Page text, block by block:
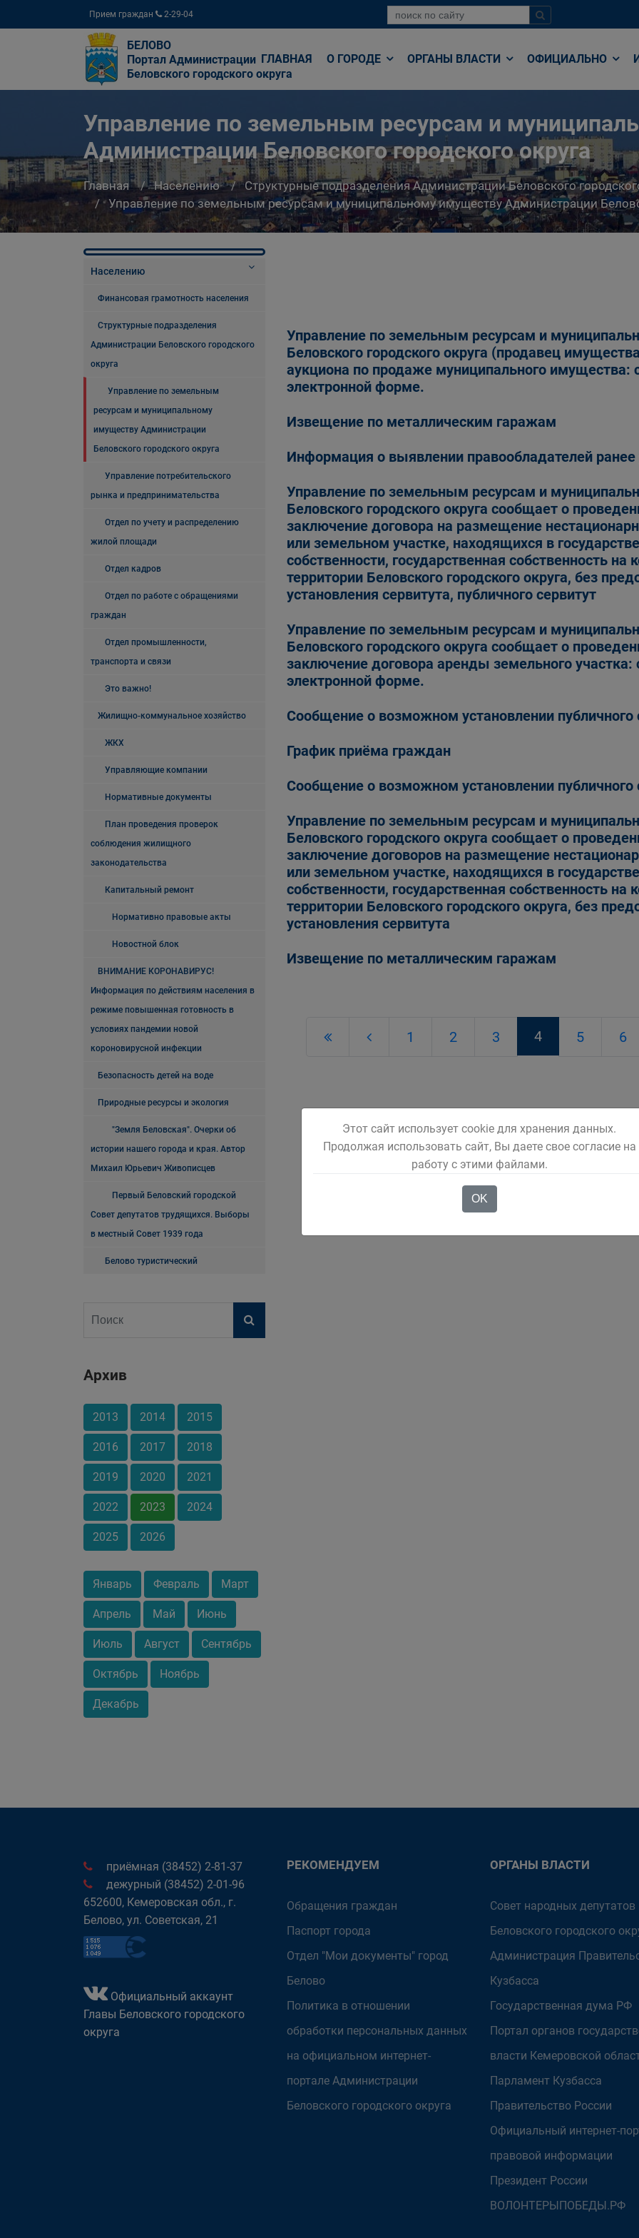
Прием граждан 2-29-04
БЕЛОВО
Портал Администрации
Беловского городского округа
ГЛАВНАЯ О ГОРОДЕ ОРГАНЫ ВЛАСТИ ОФИЦИАЛЬНО
Управление по земельным ресурсам и
Администрации Беловского городского округа
Главная Населению
Структурные подразделения Администрации Беловского
Управление по земельным ресурсам и муниципальному имуществу Администрации
Населению
Финансовая грамотность населения
Структурные подразделения
Администрации Беловского городского
округа
Управление по земельным
ресурсам и муниципальному
имуществу Администрации
Беловского городского округа
Управление потребительского
рынка и предпринимательства
Отдел по учету и распределению
жилой площади
Отдел кадров
Отдел по работе с обращениями
граждан
Отдел промышленности,
транспорта и связи
Это важно!
Жилищно-коммунальное хозяйство
ЖКХ
Управляющие компании
Нормативные документы
План проведения проверок
соблюдения жилищного
законодательства
Капитальный ремонт
Нормативно правовые акты
Новостной блок
ВНИМАНИЕ КОРОНАВИРУС!
Информация по действиям населения в
режиме повышенная готовность в
условиях пандемии новой
короновирусной инфекции
Безопасность детей на воде
Природные ресурсы и экология
"Земля Беловская". Очерки об
истории нашего города и края. Автор
Михаил Юрьевич Живописцев
Первый Беловский городской
Совет депутатов трудящихся. Выборы
в местный Совет 1939 года
Белово туристический
Архив
2013 2014 2015
2016 2017 2018
2019 2020 2021
2022 2023 2024
2025 2026
Январь Февраль Март
Апрель Май Июнь
Июль Август Сентябрь
Октябрь Ноябрь
Декабрь
Управление по земельным ресурсам и
Беловского городского округа (продавец
аукциона по продаже муниципального имущества:
электронной форме.
Извещение по металлическим гаражам
Информация о выявлении правообладателей
Управление по земельным ресурсам и
Беловского городского округа сообщает о
заключение договора на размещение
или земельном участке, находящихся в
собственности, государственная собственность на
территории Беловского городского округа, без
установления сервитута, публичного сервитут
Управление по земельным ресурсам и
Беловского городского округа сообщает о
заключение договора аренды земельного
электронной форме.
Сообщение о возможном установлении публичного
График приёма граждан
Сообщение о возможном установлении публичного
Управление по земельным ресурсам и
Беловского городского округа сообщает о
заключение договоров на размещение
или земельном участке, находящихся в
собственности, государственная собственность на
территории Беловского городского округа, без
установления сервитута
Извещение по металлическим гаражам
1 2 3 4 5 6
приёмная (38452) 2-81-37
дежурный (38452) 2-01-96
652600, Кемеровская обл., г.
Белово, ул. Советская, 21
Официальный аккаунт
Главы Беловского городского
округа
РЕКОМЕНДУЕМ
Обращения граждан
Паспорт города
Отдел "Мои документы" город
Белово
Политика в отношении
обработки персональных данных
на официальном интернет-
портале Администрации
Беловского городского округа
ОРГАНЫ ВЛАСТИ
Совет народных депутатов
Беловского городского
Администрация
Кузбасса
Государственная дума РФ
Портал органов
власти Кемеровской
Парламент Кузбасса
Правительство России
Официальный интернет-
правовой информации
Президент России
ВОЛОНТЕРЫПОБЕДЫ.РФ
Этот сайт использует cookie для хранения данных.
Продолжая использовать сайт, Вы даете свое согласие на
работу с этими файлами.
OK